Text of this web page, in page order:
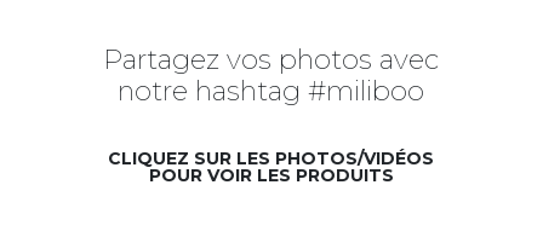
Partagez vos photos avec
notre hashtag #miliboo
CLIQUEZ SUR LES PHOTOS/VIDÉOS
POUR VOIR LES PRODUITS